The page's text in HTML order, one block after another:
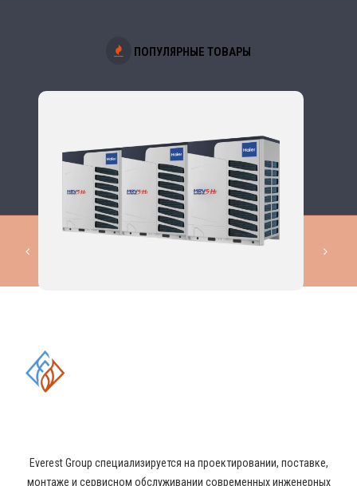
ПОПУЛЯРНЫЕ ТОВАРЫ
Everest Group специализируется на проектировании, поставке,
монтаже и сервисном обслуживании современных инженерных